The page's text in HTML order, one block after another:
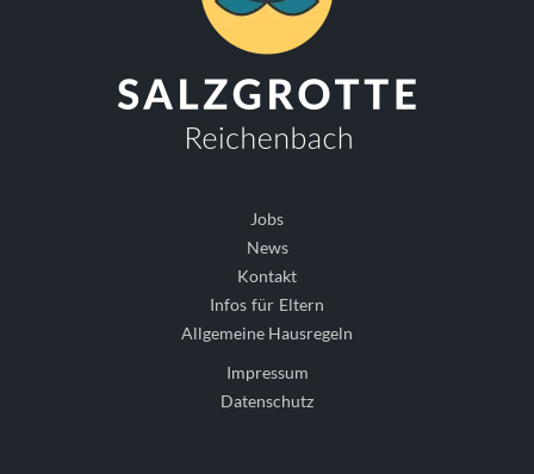
Jobs
News
Kontakt
Infos für Eltern
Allgemeine Hausregeln
Impressum
Datenschutz